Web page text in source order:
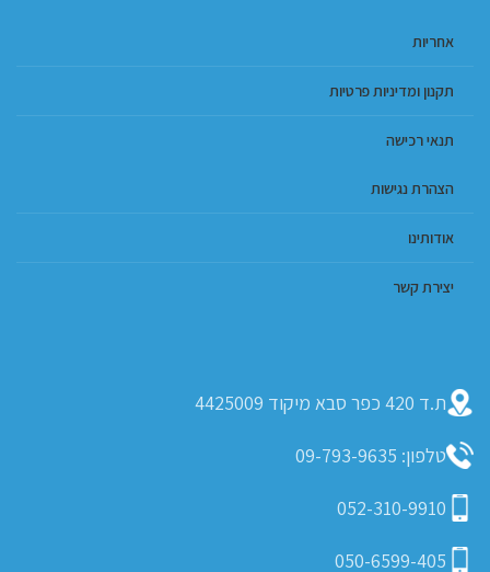
אחריות
תקנון ומדיניות פרטיות
תנאי רכישה
הצהרת נגישות
אודותינו
יצירת קשר
ת.ד 420 כפר סבא מיקוד 4425009
טלפון: 09-793-9635
052-310-9910
050-6599-405